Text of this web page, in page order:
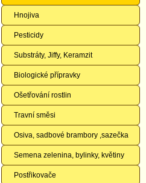
Hnojiva
Pesticidy
Substráty, Jiffy, Keramzit
Biologické přípravky
Ošetřování rostlin
Travní směsi
Osiva, sadbové brambory ,sazečka
Semena zelenina, bylinky, květiny
Postřikovače